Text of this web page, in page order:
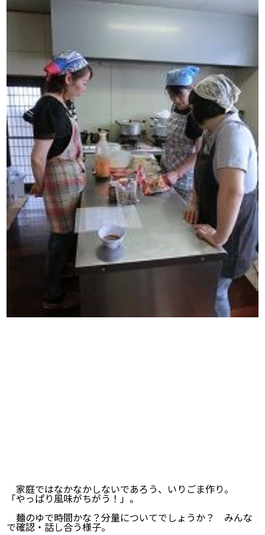
家庭ではなかなかしないであろう、いりごま作り。
「やっぱり風味がちがう！」。
麺のゆで時間かな？分量についてでしょうか？ みんな
で確認・話し合う様子。